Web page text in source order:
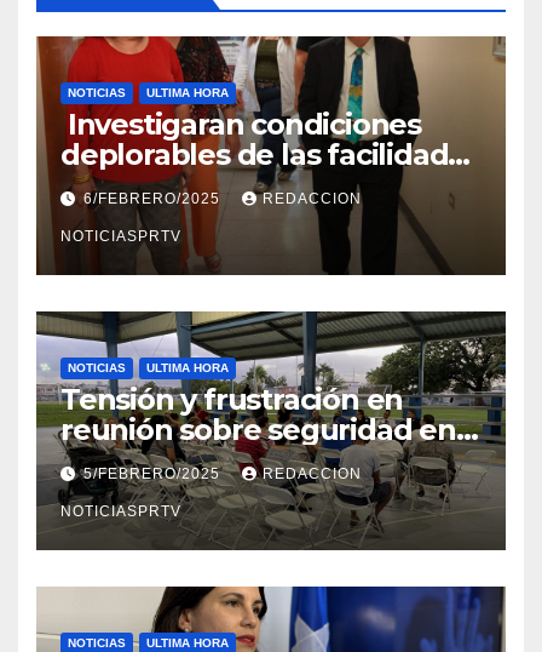
NOTICIAS ULTIMA HORA
Investigaran condiciones
deplorables de las facilidades
el Departamento de la Salud
en Mayagüez
6/FEBRERO/2025 REDACCION
NOTICIASPRTV
NOTICIAS ULTIMA HORA
Tensión y frustración en
reunión sobre seguridad en
Reparto Metropolitano
5/FEBRERO/2025 REDACCION
NOTICIASPRTV
NOTICIAS ULTIMA HORA